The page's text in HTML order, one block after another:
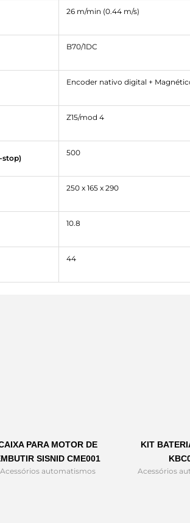
26 m/min (0.44 m/s)
B70/1DC
Encoder nativo digital +
Z15/mod 4
stop)
500
250 x 165 x 290
10.8
44
PARA MOTOR DE
SISNID CME001
Acessórios automatismos
KIT
Acessórios